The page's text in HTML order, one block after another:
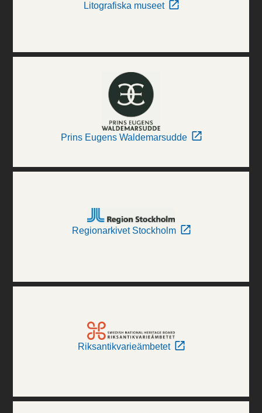
Litografiska museet
Prins Eugens Waldemarsudde
Regionarkivet Stockholm
Riksantikvarieämbetet